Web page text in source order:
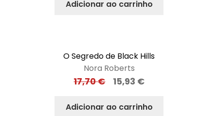
Adicionar ao carrinho
O Segredo de Black Hills
Nora Roberts
17,70€ 15,93 €
Adicionar ao carrinho